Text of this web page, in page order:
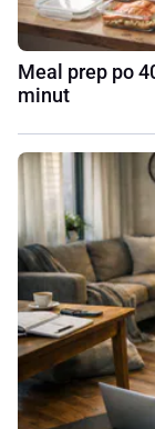
Meal prep po
minut